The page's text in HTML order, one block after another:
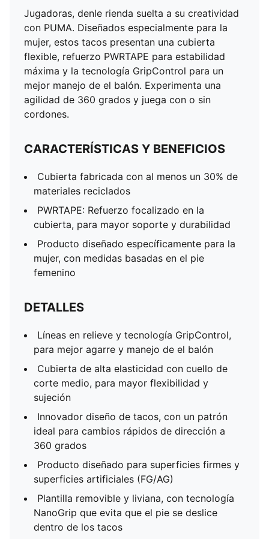
medidas basadas en el pie femenino
DETALLES
Líneas en relieve y tecnología GripControl, para mejor
agarre y manejo de el balón
Cubierta de alta elasticidad con cuello de corte
medio, para mayor flexibilidad y sujeción
Innovador diseño de tacos, con un patrón ideal para
cambios rápidos de dirección a 360 grados
Producto diseñado para superficies firmes y
Plantilla removible y liviana, con tecnología NanoGrip
Diseño slip-on para usar con o sin cordones
Detalles de la marca PUMA
Jugadoras, denle rienda suelta a su creatividad
con PUMA. Diseñados especialmente para la
mujer, estos tacos presentan una cubierta
flexible, refuerzo PWRTAPE para estabilidad
máxima y la tecnología GripControl para un
mejor manejo de el balón. Experimenta una
agilidad de 360 grados y juega con o sin
cordones.
CARACTERÍSTICAS Y BENEFICIOS
Cubierta fabricada con al menos un 30% de
materiales reciclados
PWRTAPE: Refuerzo focalizado en la
cubierta, para mayor soporte y durabilidad
Producto diseñado específicamente para la
mujer, con medidas basadas en el pie
femenino
DETALLES
Líneas en relieve y tecnología GripControl,
para mejor agarre y manejo de el balón
Cubierta de alta elasticidad con cuello de
corte medio, para mayor flexibilidad y
sujeción
Innovador diseño de tacos, con un patrón
ideal para cambios rápidos de dirección a
360 grados
Producto diseñado para superficies firmes y
superficies artificiales (FG/AG)
Plantilla removible y liviana, con tecnología
NanoGrip que evita que el pie se deslice
dentro de los tacos